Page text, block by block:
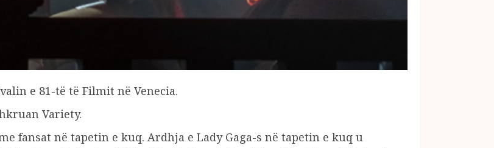
e 81-të të Filmit në Venecia.
Variety.
fansat në tapetin e kuq. Ardhja e Lady Gaga-s në tapetin e kuq u